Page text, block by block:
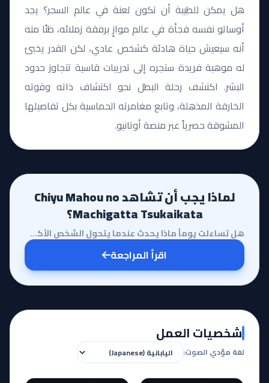
هل يمكن للطيبة أن تكون لعنة في عالم السحر؟ يجد
أوساتو نفسه فجأة في عالم موازٍ برفقة زملائه، ظنًا منه
أنه سيعيش حياة هادئة كشخص عادي، لكن القدر يخبئ
له موهبة فريدة ستجره إلى تدريبات قاسية تتجاوز حدود
البشر. اكتشف رحلة البطل نحو اكتشاف ذاته وقوته
الخارقة المذهلة، وتابع مغامرته الحماسية بكل تفاصيلها
المشوقة حصرياً عبر منصة أوتانيو.
لماذا يجب أن تشاهد Chiyu Mahou no
Machigatta Tsukaikata؟
هل تساءلت يوماً ماذا يحدث عندما يتحول الشخص الأكثر عادية في المدرسة إلى بطل يمتلك قوة لا يجرؤ أحد عل...
اقرأ المراجعة
شخصيات العمل
لغة مؤدي الصوت: